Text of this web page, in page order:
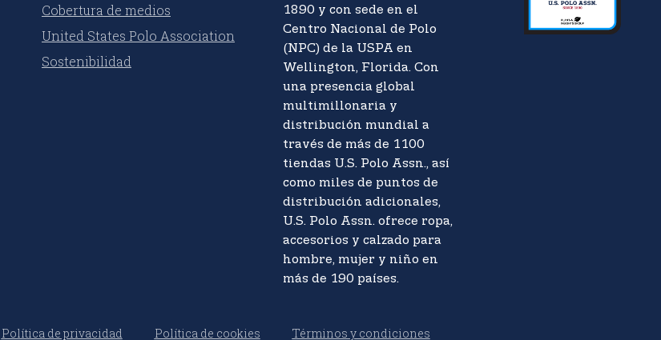
Cobertura de medios
United States Polo Association
Sostenibilidad
1890 y con sede en el
Centro Nacional de Polo
(NPC) de la USPA en
Wellington, Florida. Con
una presencia global
multimillonaria y
distribución mundial a
través de más de 1100
tiendas U.S. Polo Assn., así
como miles de puntos de
distribución adicionales,
U.S. Polo Assn. ofrece ropa,
accesorios y calzado para
hombre, mujer y niño en
más de 190 países.
Política de privacidad Política de cookies Términos y condiciones